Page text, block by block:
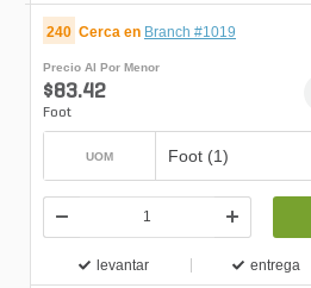
240 Cerca en Branch #1019
Precio Al Por Menor
$83.42
Foot
UOM Foot (1)
levantar entrega